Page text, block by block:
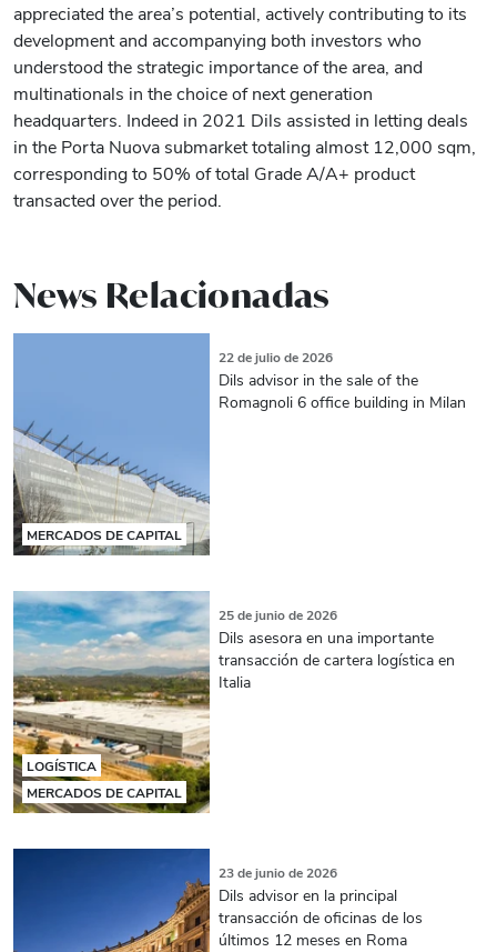
appreciated the area’s potential, actively contributing to its
development and accompanying both investors who
understood the strategic importance of the area, and
multinationals in the choice of next generation
headquarters. Indeed in 2021 Dils assisted in letting deals
in the Porta Nuova submarket totaling almost 12,000 sqm,
corresponding to 50% of total Grade A/A+ product
transacted over the period.
News Relacionadas
MERCADOS DE CAPITAL
22 de julio de 2026
Dils advisor in the sale of the
Romagnoli 6 office building in Milan
LOGÍSTICA
MERCADOS DE CAPITAL
25 de junio de 2026
Dils asesora en una importante
transacción de cartera logística en
Italia
23 de junio de 2026
Dils advisor en la principal
transacción de oficinas de los
últimos 12 meses en Roma